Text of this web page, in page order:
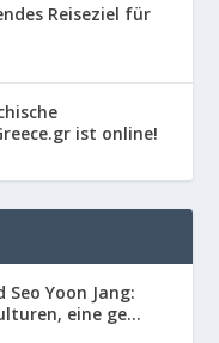
Reiseziel für
ist online!
Yoon Jang:
eine ge...